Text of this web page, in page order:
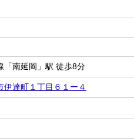
「南延岡」駅 徒歩8分
伊達町１丁目６１ー４